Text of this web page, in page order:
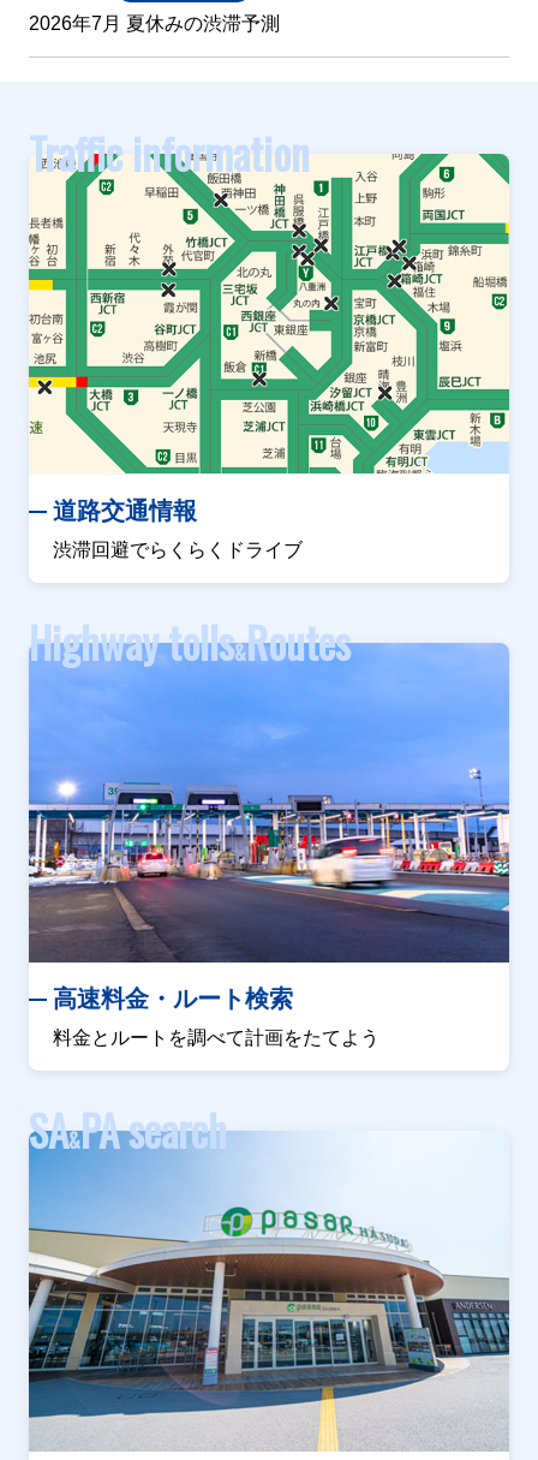
2026年7月 夏休みの渋滞予測
Traffic information
道路交通情報
渋滞回避でらくらくドライブ
Highway tolls&Routes
高速料金・ルート検索
料金とルートを調べて計画をたてよう
SA&PA search